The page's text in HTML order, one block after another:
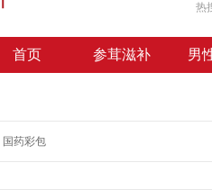
热
首页 参茸滋补 男
国药彩包